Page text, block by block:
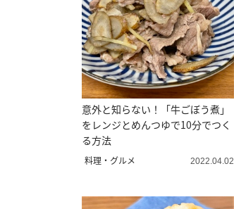
意外と知らない！「牛ごぼう煮」
をレンジとめんつゆで10分でつく
る方法
料理・グルメ 2022.04.02